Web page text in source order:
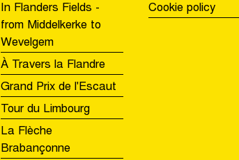
In Flanders Fields -
from Middelkerke to
Wevelgem
À Travers la Flandre
Grand Prix de l'Escaut
Tour du Limbourg
La Flèche
Brabançonne
Cookie policy